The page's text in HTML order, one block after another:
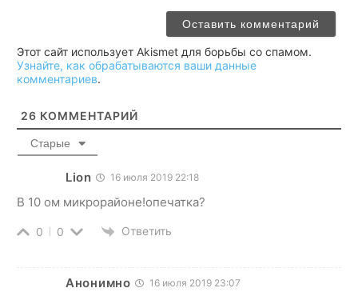
Этот сайт использует Akismet для борьбы со спамом.
Узнайте, как обрабатываются ваши данные
комментариев.
26 КОММЕНТАРИЙ
Старые
Lion 16 июля 2019 22:18
В 10 ом микрорайоне!опечатка?
0 0 Ответить
Анонимно 16 июля 2019 23:07